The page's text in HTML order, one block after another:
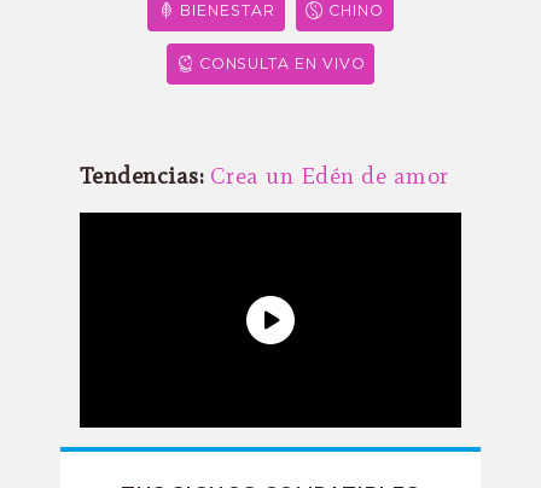
BIENESTAR CHINO
CONSULTA EN VIVO
Tendencias: Crea un Edén de amor